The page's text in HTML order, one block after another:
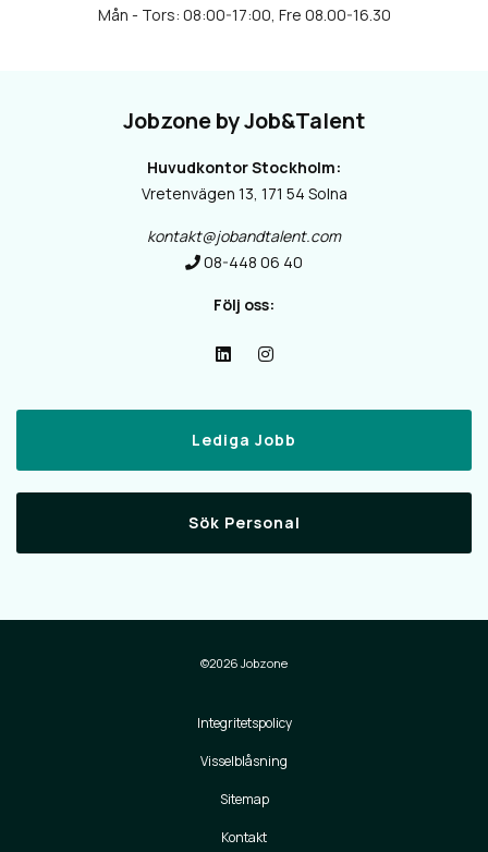
Jobzone by Job&Talent
Huvudkontor Stockholm:
Vretenvägen 13, 171 54 Solna
kontakt@jobandtalent.com
08-448 06 40
Följ oss:
Lediga Jobb
Sök Personal
©2026 Jobzone
Integritetspolicy
Visselblåsning
Sitemap
Kontakt